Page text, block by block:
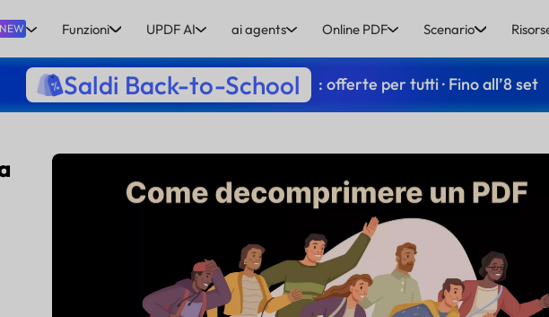
NEW Funzioni UPDF AI ai agents Online PDF Scenario
Saldi Back-to-School : offerte per tutti · Fino all’8 set